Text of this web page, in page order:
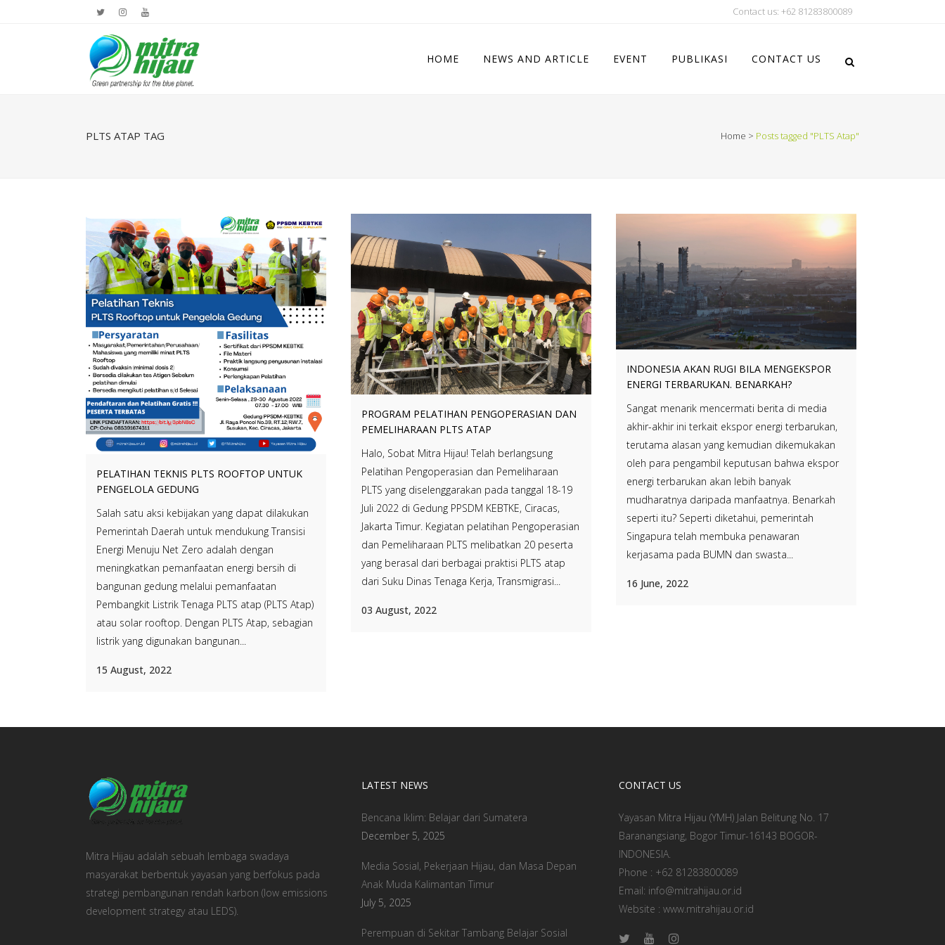
Contact us: +62 81283800089
HOME NEWS AND ARTICLE EVENT PUBLIKASI CONTACT US
PLTS ATAP TAG Home > Posts tagged "PLTS Atap"
PELATIHAN TEKNIS PLTS ROOFTOP UNTUK
PENGELOLA GEDUNG
Salah satu aksi kebijakan yang dapat dilakukan
Pemerintah Daerah untuk mendukung Transisi
Energi Menuju Net Zero adalah dengan
meningkatkan pemanfaatan energi bersih di
bangunan gedung melalui pemanfaatan
Pembangkit Listrik Tenaga PLTS atap (PLTS Atap)
atau solar rooftop. Dengan PLTS Atap, sebagian
listrik yang digunakan bangunan...
15 August, 2022
PROGRAM PELATIHAN PENGOPERASIAN DAN
PEMELIHARAAN PLTS ATAP
Halo, Sobat Mitra Hijau! Telah berlangsung
Pelatihan Pengoperasian dan Pemeliharaan
PLTS yang diselenggarakan pada tanggal 18-19
Juli 2022 di Gedung PPSDM KEBTKE, Ciracas,
Jakarta Timur. Kegiatan pelatihan Pengoperasian
dan Pemeliharaan PLTS melibatkan 20 peserta
yang berasal dari berbagai praktisi PLTS atap
dari Suku Dinas Tenaga Kerja, Transmigrasi...
03 August, 2022
INDONESIA AKAN RUGI BILA MENGEKSPOR
ENERGI TERBARUKAN. BENARKAH?
Sangat menarik mencermati berita di media
akhir-akhir ini terkait ekspor energi terbarukan,
terutama alasan yang kemudian dikemukakan
oleh para pengambil keputusan bahwa ekspor
energi terbarukan akan lebih banyak
mudharatnya daripada manfaatnya. Benarkah
seperti itu? Seperti diketahui, pemerintah
Singapura telah membuka penawaran
kerjasama pada BUMN dan swasta...
16 June, 2022
Mitra Hijau adalah sebuah lembaga swadaya
masyarakat berbentuk yayasan yang berfokus pada
strategi pembangunan rendah karbon (low emissions
development strategy atau LEDS).
LATEST NEWS
Bencana Iklim: Belajar dari Sumatera
December 5, 2025
Media Sosial, Pekerjaan Hijau, dan Masa Depan
Anak Muda Kalimantan Timur
July 5, 2025
Perempuan di Sekitar Tambang Belajar Sosial
CONTACT US
Yayasan Mitra Hijau (YMH) Jalan Belitung No. 17
Baranangsiang, Bogor Timur-16143 BOGOR-
INDONESIA.
Phone : +62 81283800089
Email: info@mitrahijau.or.id
Website : www.mitrahijau.or.id